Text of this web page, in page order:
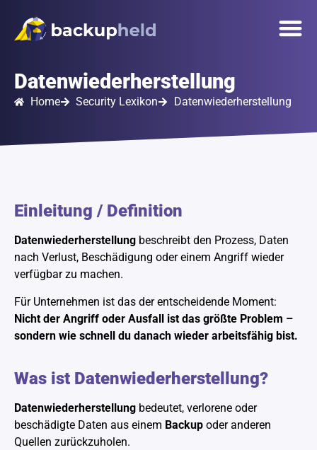
springen
Datenwiederherstellung
Home Security Lexikon Datenwiederherstellung
Einleitung / Definition
Datenwiederherstellung beschreibt den Prozess, Daten
nach Verlust, Beschädigung oder einem Angriff wieder
verfügbar zu machen.
Für Unternehmen ist das der entscheidende Moment:
Nicht der Angriff oder Ausfall ist das größte Problem –
sondern wie schnell du danach wieder arbeitsfähig bist.
Was ist Datenwiederherstellung?
Datenwiederherstellung bedeutet, verlorene oder
beschädigte Daten aus einem Backup oder anderen
Quellen zurückzuholen.